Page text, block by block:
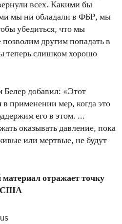
всех. Какими бы
мы ни обладали в ФБР, мы
убедиться, что мы
другим попадать в
теперь слишком хорошо
добавил: «Этот
в применении мер, когда это
его в этом. ...
оказывать давление, пока
или мертвые, не будут
отражает точку
США